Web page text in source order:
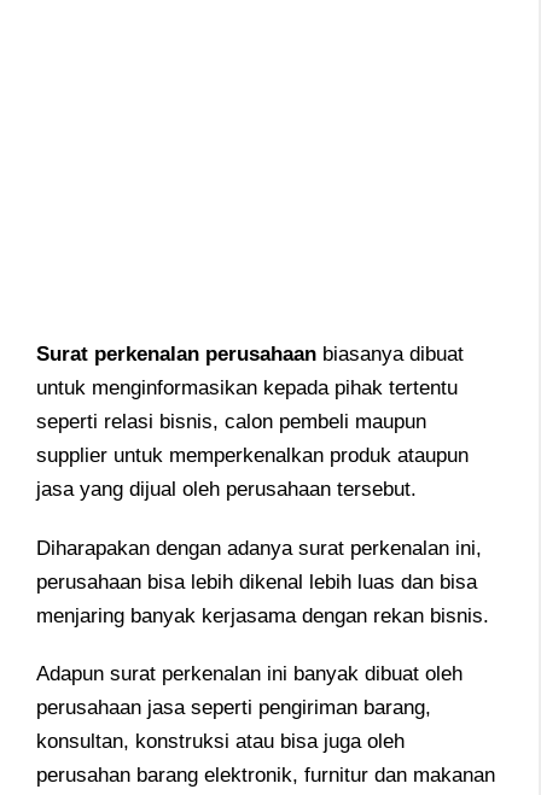
Surat perkenalan perusahaan biasanya dibuat
untuk menginformasikan kepada pihak tertentu
seperti relasi bisnis, calon pembeli maupun
supplier untuk memperkenalkan produk ataupun
jasa yang dijual oleh perusahaan tersebut.
Diharapakan dengan adanya surat perkenalan ini,
perusahaan bisa lebih dikenal lebih luas dan bisa
menjaring banyak kerjasama dengan rekan bisnis.
Adapun surat perkenalan ini banyak dibuat oleh
perusahaan jasa seperti pengiriman barang,
konsultan, konstruksi atau bisa juga oleh
perusahan barang elektronik, furnitur dan makanan